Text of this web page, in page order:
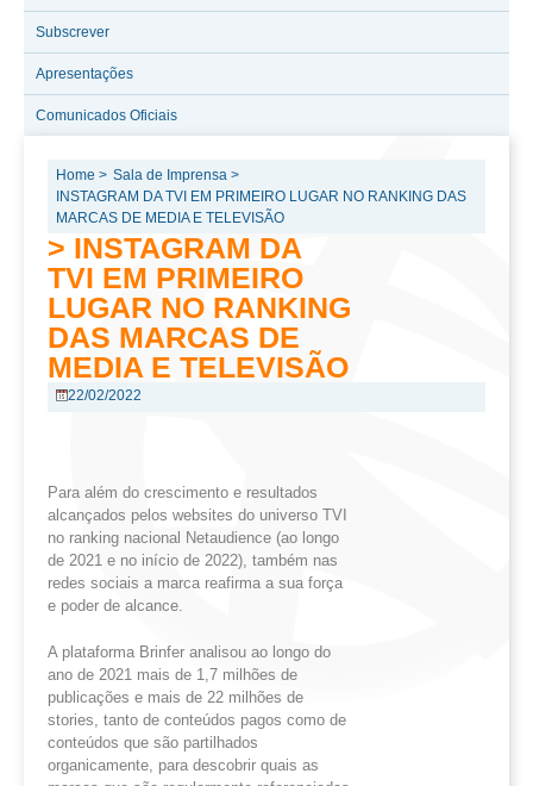
Subscrever
Apresentações
Comunicados Oficiais
Home > Sala de Imprensa >
INSTAGRAM DA TVI EM PRIMEIRO LUGAR NO RANKING DAS
MARCAS DE MEDIA E TELEVISÃO
> INSTAGRAM DA
TVI EM PRIMEIRO
LUGAR NO RANKING
DAS MARCAS DE
MEDIA E TELEVISÃO
22/02/2022
Para além do crescimento e resultados
alcançados pelos websites do universo TVI
no ranking nacional Netaudience (ao longo
de 2021 e no início de 2022), também nas
redes sociais a marca reafirma a sua força
e poder de alcance.
A plataforma Brinfer analisou ao longo do
ano de 2021 mais de 1,7 milhões de
publicações e mais de 22 milhões de
stories, tanto de conteúdos pagos como de
conteúdos que são partilhados
organicamente, para descobrir quais as